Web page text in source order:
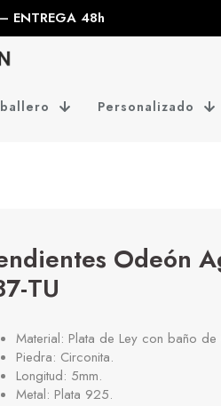
ENTREGA 48h
Personalizado
Odeón
TU
Material: Plata de Ley con baño de
Piedra: Circonita.
Longitud: 5mm.
Metal: Plata 925.